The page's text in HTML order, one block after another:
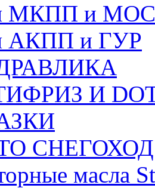
МКПП и
АКПП и ГУР
И
масла